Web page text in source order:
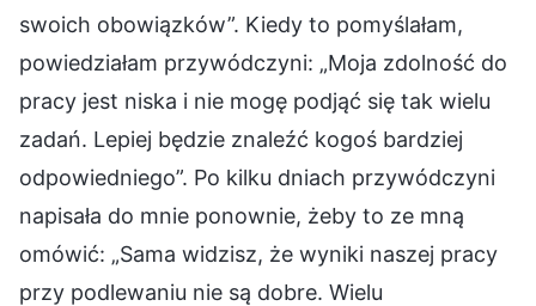
swoich obowiązków”. Kiedy to pomyślałam,
powiedziałam przywódczyni: „Moja zdolność do
pracy jest niska i nie mogę podjąć się tak wielu
zadań. Lepiej będzie znaleźć kogoś bardziej
odpowiedniego”. Po kilku dniach przywódczyni
napisała do mnie ponownie, żeby to ze mną
omówić: „Sama widzisz, że wyniki naszej pracy
przy podlewaniu nie są dobre. Wielu